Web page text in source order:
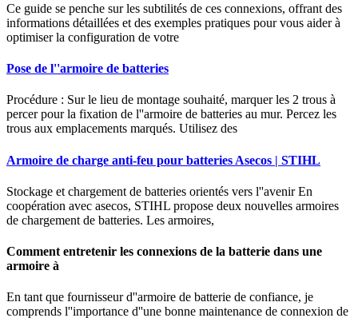
Ce guide se penche sur les subtilités de ces connexions, offrant des
informations détaillées et des exemples pratiques pour vous aider à
optimiser la configuration de votre
Pose de l''armoire de batteries
Procédure : Sur le lieu de montage souhaité, marquer les 2 trous à
percer pour la fixation de l''armoire de batteries au mur. Percez les
trous aux emplacements marqués. Utilisez des
Armoire de charge anti-feu pour batteries Asecos | STIHL
Stockage et chargement de batteries orientés vers l''avenir En
coopération avec asecos, STIHL propose deux nouvelles armoires
de chargement de batteries. Les armoires,
Comment entretenir les connexions de la batterie dans une
armoire à
En tant que fournisseur d''armoire de batterie de confiance, je
comprends l''importance d''une bonne maintenance de connexion de